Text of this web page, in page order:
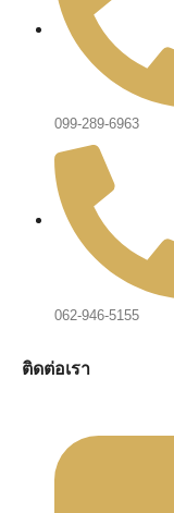
099-289-6963
062-946-5155
ติดต่อเรา